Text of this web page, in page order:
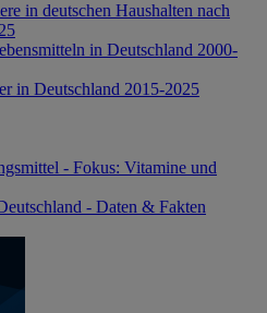
in deutschen Haushalten nach
in Deutschland 2000-
in Deutschland 2015-2025
- Fokus: Vitamine und
- Daten & Fakten